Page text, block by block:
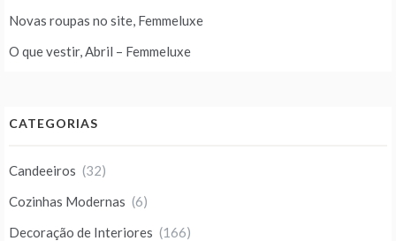
Novas roupas no site, Femmeluxe
O que vestir, Abril – Femmeluxe
CATEGORIAS
Candeeiros (32)
Cozinhas Modernas (6)
Decoração de Interiores (166)